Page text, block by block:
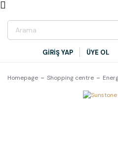
GİRİŞ YAP ÜYE OL
Homepage Shopping centre